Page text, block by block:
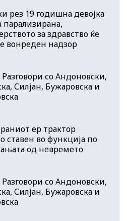
рез 19 годишна девојка
парализирана,
за здравство ќе
вонреден надзор
со Андоновски,
Силјан, Бужаровска и
ер трактор
ставен во функција по
од невремето
со Андоновски,
Силјан, Бужаровска и